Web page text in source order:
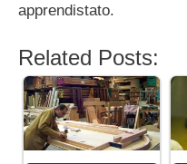
apprendistato.
Related Posts: